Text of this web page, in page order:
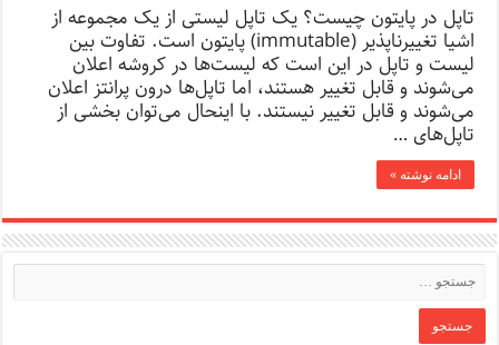
تاپل در پایتون چیست؟ یک تاپل لیستی از یک مجموعه از
اشیا تغییرناپذیر (immutable) پایتون است. تفاوت بین
لیست و تاپل در این است که لیست‌ها در کروشه اعلان
می‌شوند و قابل تغییر هستند، اما تاپل‌ها درون پرانتز اعلان
می‌شوند و قابل تغییر نیستند. با اینحال می‌توان بخشی از
تاپل‌های …
ادامه نوشته »